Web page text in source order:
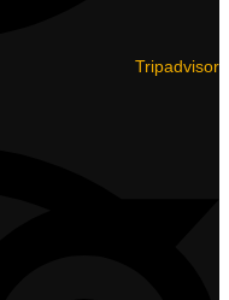
Tripadvisor